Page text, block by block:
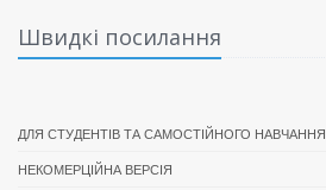
Швидкі посилання
ДЛЯ СТУДЕНТІВ ТА САМОСТІЙНОГО НАВЧАННЯ
НЕКОМЕРЦІЙНА ВЕРСІЯ